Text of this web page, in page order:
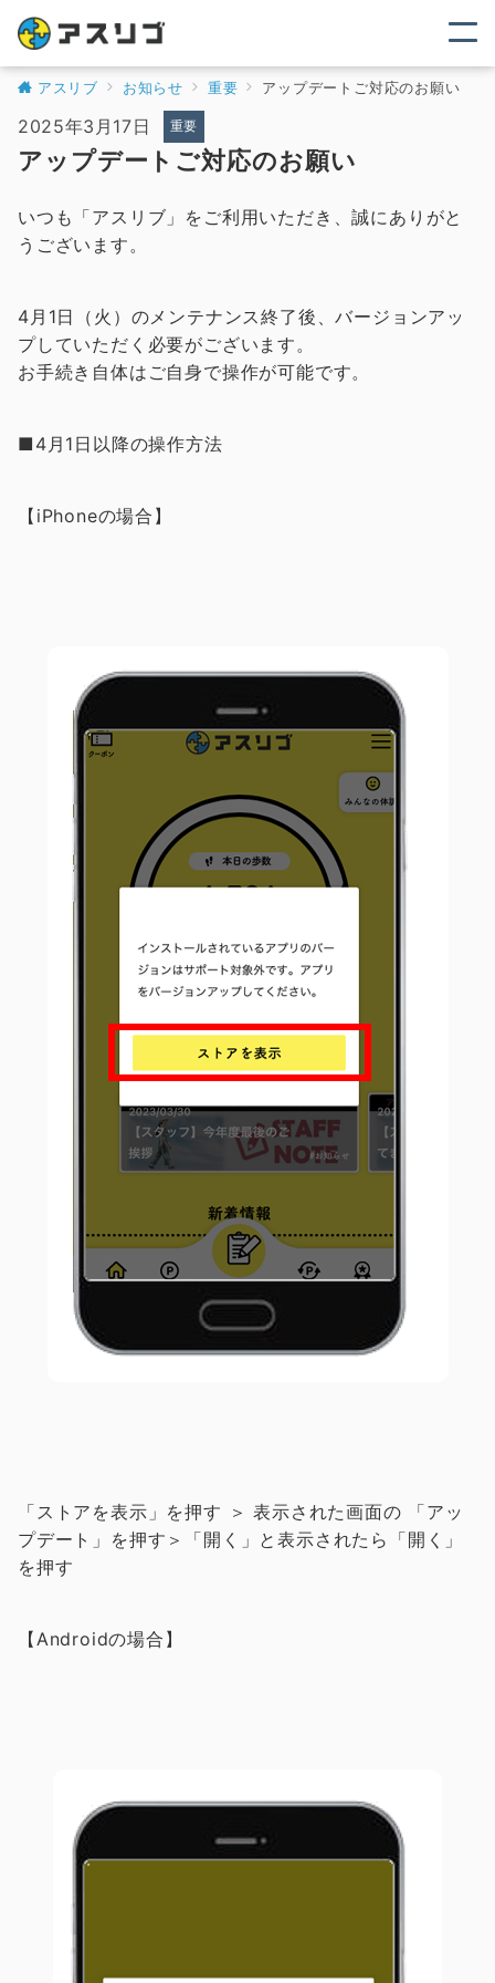
アスリブ お知らせ 重要 アップデートご対応のお願い
2025年3月17日 重要
アップデートご対応のお願い
いつも「アスリブ」をご利用いただき、誠にありがと
うございます。
4月1日（火）のメンテナンス終了後、バージョンアッ
プしていただく必要がございます。
お手続き自体はご自身で操作が可能です。
■4月1日以降の操作方法
【iPhoneの場合】
「ストアを表示」を押す ＞ 表示された画面の 「アッ
プデート」を押す＞「開く」と表示されたら「開く」
を押す
【Androidの場合】